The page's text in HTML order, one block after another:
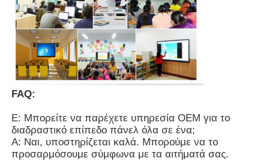
FAQ:
Ε: Μπορείτε να παρέχετε υπηρεσία OEM για το
διαδραστικό επίπεδο πάνελ όλα σε ένα;
Α: Ναι, υποστηρίζεται καλά. Μπορούμε να το
προσαρμόσουμε σύμφωνα με τα αιτήματά σας.